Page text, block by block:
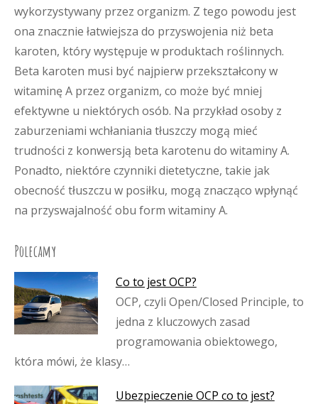
wykorzystywany przez organizm. Z tego powodu jest
ona znacznie łatwiejsza do przyswojenia niż beta
karoten, który występuje w produktach roślinnych.
Beta karoten musi być najpierw przekształcony w
witaminę A przez organizm, co może być mniej
efektywne u niektórych osób. Na przykład osoby z
zaburzeniami wchłaniania tłuszczy mogą mieć
trudności z konwersją beta karotenu do witaminy A.
Ponadto, niektóre czynniki dietetyczne, takie jak
obecność tłuszczu w posiłku, mogą znacząco wpłynąć
na przyswajalność obu form witaminy A.
Polecamy
Co to jest OCP?
OCP, czyli Open/Closed Principle, to
jedna z kluczowych zasad
programowania obiektowego,
która mówi, że klasy…
Ubezpieczenie OCP co to jest?